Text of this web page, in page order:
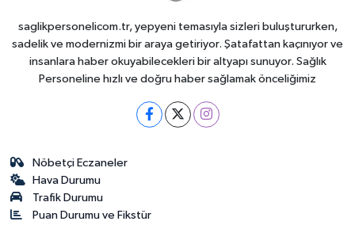
saglikpersonelicom.tr, yepyeni temasıyla sizleri buluştururken,
sadelik ve modernizmi bir araya getiriyor. Şatafattan kaçınıyor ve
insanlara haber okuyabilecekleri bir altyapı sunuyor. Sağlık
Personeline hızlı ve doğru haber sağlamak önceliğimiz
Nöbetçi Eczaneler
Hava Durumu
Trafik Durumu
Puan Durumu ve Fikstür